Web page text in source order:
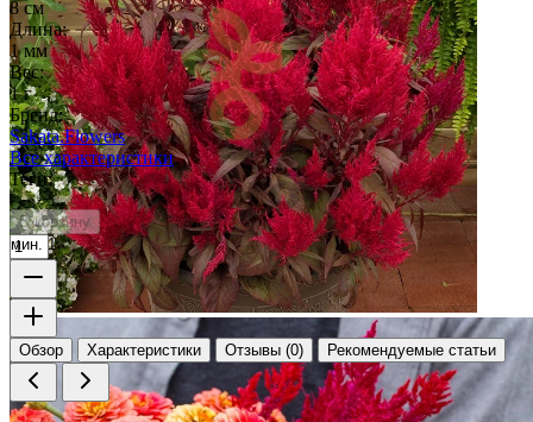
8 см
Длина:
1 мм
Вес:
1 г
Бренд:
Sakata.Flowers
Все характеристики
Теги:
В корзину
мин. 1
Обзор Характеристики Отзывы (0) Рекомендуемые статьи